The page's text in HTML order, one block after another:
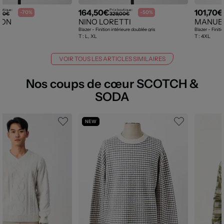
: -70% 164,50€Prix boutique :
329,00€ -50%
NINO LORETTI
Blazer - Finition intérieure doublée gris
T : L, XL
101,70€
Blazer -
T : 4XL
VOIR TOUS LES ARTICLES SIMILAIRES
Nos coups de cœur SCOTCH &
SODA
NEW